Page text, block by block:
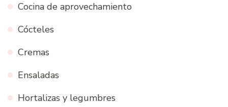
Cocina de aprovechamiento
Cócteles
Cremas
Ensaladas
Hortalizas y legumbres